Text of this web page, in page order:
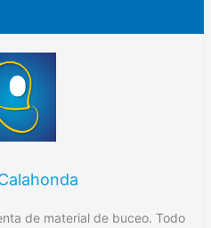
de material de buceo. Todo